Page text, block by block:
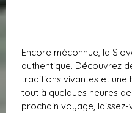
Encore méconnue, la
authentique. Découvrez
traditions vivantes et une
tout à quelques heures
prochain voyage,